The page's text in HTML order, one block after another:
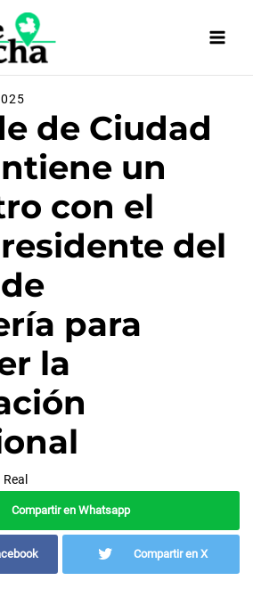
de Ciudad
un
con el
del
para
la
Compartir en Whatsapp
Compartir en X